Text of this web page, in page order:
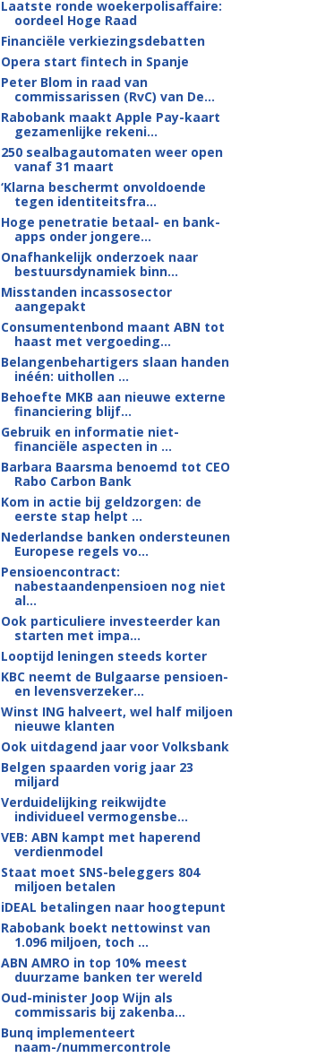
Laatste ronde woekerpolisaffaire:
oordeel Hoge Raad
Financiële verkiezingsdebatten
Opera start fintech in Spanje
Peter Blom in raad van
commissarissen (RvC) van De...
Rabobank maakt Apple Pay-kaart
gezamenlijke rekeni...
250 sealbagautomaten weer open
vanaf 31 maart
‘Klarna beschermt onvoldoende
tegen identiteitsfra...
Hoge penetratie betaal- en bank-
apps onder jongere...
Onafhankelijk onderzoek naar
bestuursdynamiek binn...
Misstanden incassosector
aangepakt
Consumentenbond maant ABN tot
haast met vergoeding...
Belangenbehartigers slaan handen
inéén: uithollen ...
Behoefte MKB aan nieuwe externe
financiering blijf...
Gebruik en informatie niet-
financiële aspecten in ...
Barbara Baarsma benoemd tot CEO
Rabo Carbon Bank
Kom in actie bij geldzorgen: de
eerste stap helpt ...
Nederlandse banken ondersteunen
Europese regels vo...
Pensioencontract:
nabestaandenpensioen nog niet
al...
Ook particuliere investeerder kan
starten met impa...
Looptijd leningen steeds korter
KBC neemt de Bulgaarse pensioen-
en levensverzeker...
Winst ING halveert, wel half miljoen
nieuwe klanten
Ook uitdagend jaar voor Volksbank
Belgen spaarden vorig jaar 23
miljard
Verduidelijking reikwijdte
individueel vermogensbe...
VEB: ABN kampt met haperend
verdienmodel
Staat moet SNS-beleggers 804
miljoen betalen
iDEAL betalingen naar hoogtepunt
Rabobank boekt nettowinst van
1.096 miljoen, toch ...
ABN AMRO in top 10% meest
duurzame banken ter wereld
Oud-minister Joop Wijn als
commissaris bij zakenba...
Bunq implementeert
naam-/nummercontrole